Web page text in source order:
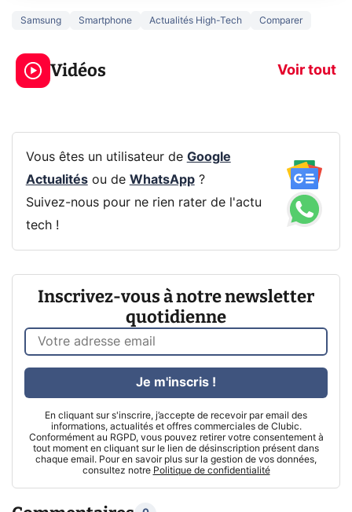
Samsung Smartphone Actualités High-Tech Comparer
Vidéos Voir tout
3 écrans en 1 pour
319€ ? Voici L'AOC
CQ32G4ZA !
5
prochaine
Vous êtes un utilisateur de Google
Actualitésou de WhatsApp?
Suivez-nous pour ne rien rater de l'actu
tech !
Inscrivez-vous à notre newsletter
quotidienne
En cliquant sur s'inscrire, j’accepte de recevoir par email des
informations, actualités et offres commerciales de Clubic.
Conformément au RGPD, vous pouvez retirer votre consentement à
tout moment en cliquant sur le lien de désinscription présent dans
chaque email. Pour en savoir plus sur la gestion de vos données,
consultez notre Politique de confidentialité
Je m'inscris !